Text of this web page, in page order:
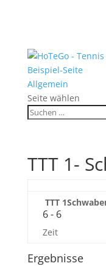
Beispiel-Seite
Allgemein
Seite wählen
TTT 1-
TTT 1
6- 6
Zeit
Ergebnisse